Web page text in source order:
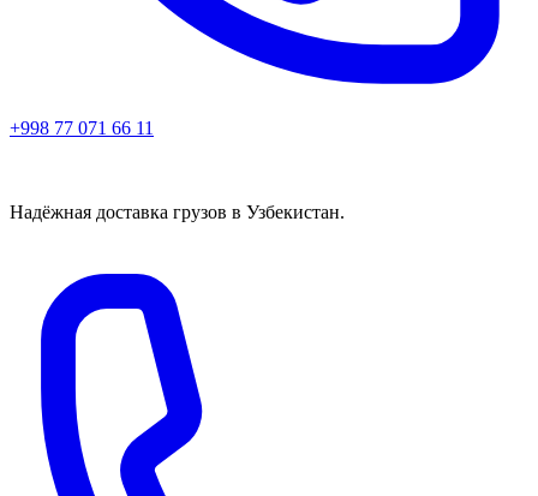
+998 77 071 66 11
Надёжная доставка грузов в Узбекистан.